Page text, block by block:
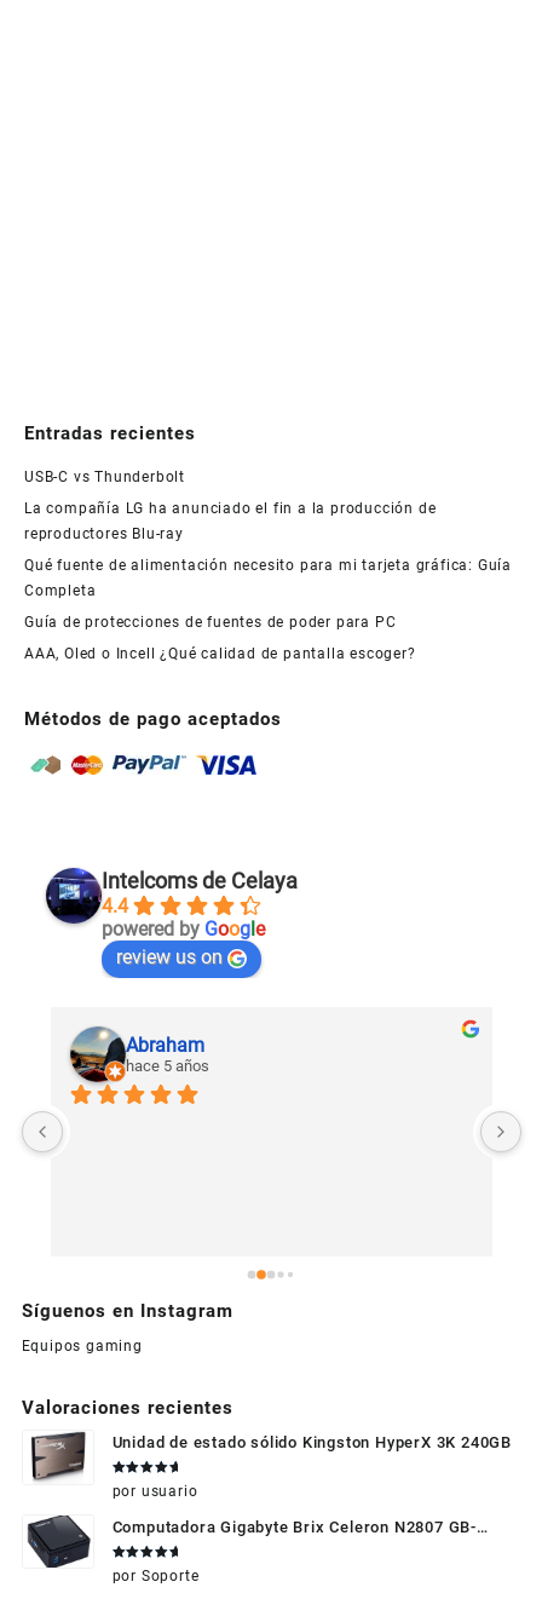
Entradas recientes
USB-C vs Thunderbolt
La compañía LG ha anunciado el fin a la producción de
reproductores Blu-ray
Qué fuente de alimentación necesito para mi tarjeta gráfica: Guía
Completa
Guía de protecciones de fuentes de poder para PC
AAA, Oled o Incell ¿Qué calidad de pantalla escoger?
Métodos de pago aceptados
Intelcoms de Celaya
4.4
powered by Google
review us on
Abraham
hace 5 años
Síguenos en Instagram
Equipos gaming
Valoraciones recientes
Unidad de estado sólido Kingston HyperX 3K 240GB
Valorado
en5 de 5
por usuario
Computadora Gigabyte Brix Celeron N2807 GB-
BXBT-2807 + WIFI + RAM de 4GB + HDD 500gb +
Windows 10
Valorado
en5 de 5
por Soporte